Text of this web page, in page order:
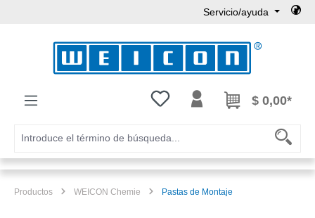
Servicio/ayuda
Tienes 0 artículos en tu lista de
$ 0,00*
Productos WEICON Chemie Pastas de Montaje